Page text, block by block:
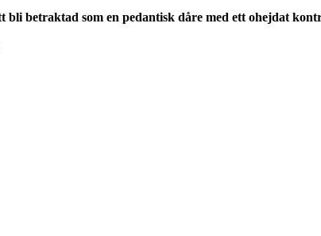
bli betraktad som en pedantisk dåre med ett ohejdat